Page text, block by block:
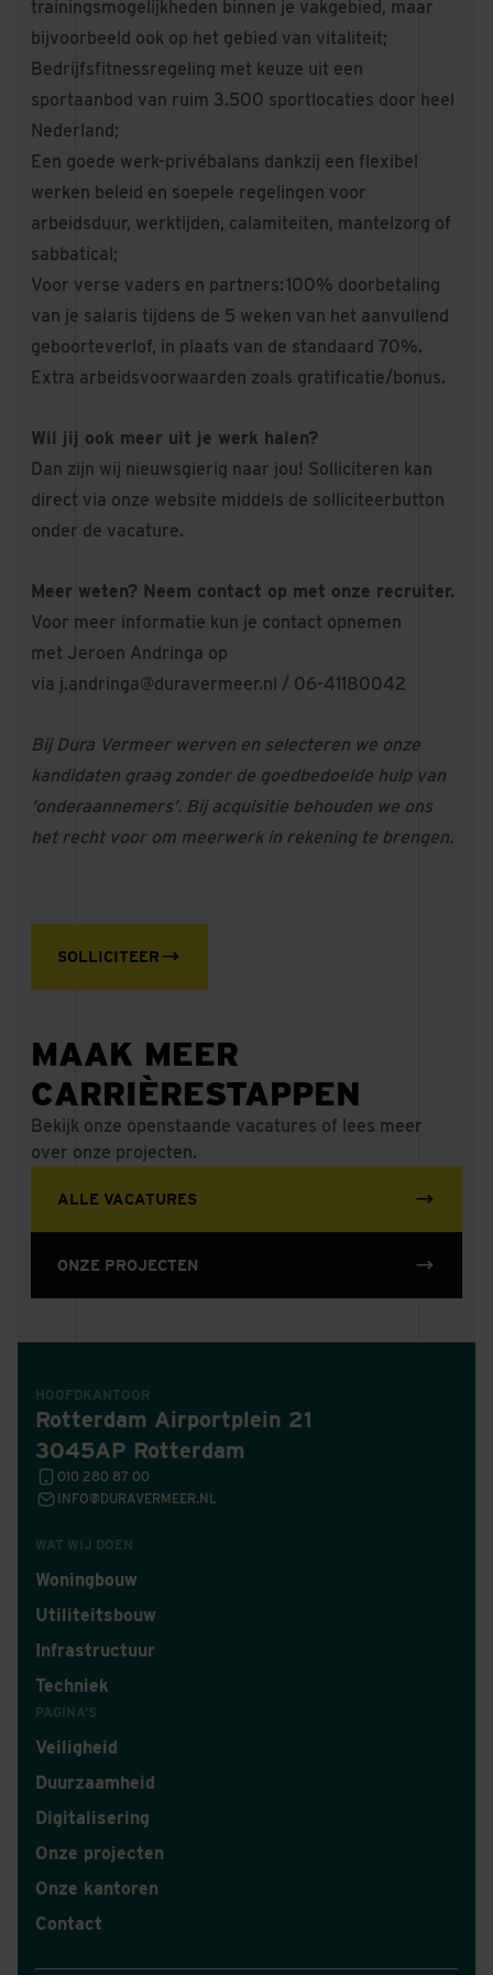
trainingsmogelijkheden binnen je vakgebied, maar
bijvoorbeeld ook op het gebied van vitaliteit;
Bedrijfsfitnessregeling met keuze uit een
sportaanbod van ruim 3.500 sportlocaties door heel
Nederland;
Een goede werk-privébalans dankzij een flexibel
werken beleid en soepele regelingen voor
arbeidsduur, werktijden, calamiteiten, mantelzorg of
sabbatical;
Voor verse vaders en partners: 100% doorbetaling
van je salaris tijdens de 5 weken van het aanvullend
geboorteverlof, in plaats van de standaard 70%.
Extra arbeidsvoorwaarden zoals gratificatie/bonus.
Wil jij ook meer uit je werk halen?
Dan zijn wij nieuwsgierig naar jou! Solliciteren kan
direct via onze website middels de solliciteerbutton
onder de vacature.
Meer weten? Neem contact op met onze recruiter.
Voor meer informatie kun je contact opnemen
met Jeroen Andringa op
via j.andringa@duravermeer.nl / 06-41180042
Bij Dura Vermeer werven en selecteren we onze
kandidaten graag zonder de goedbedoelde hulp van
‘onderaannemers’. Bij acquisitie behouden we ons
het recht voor om meerwerk in rekening te brengen.
SOLLICITEER
MAAK MEER
CARRIÈRESTAPPEN
Bekijk onze openstaande vacatures of lees meer
over onze projecten.
ALLE VACATURES
ONZE PROJECTEN
WAT WIJ DOEN
Woningbouw
Utiliteitsbouw
Infrastructuur
Techniek
PAGINA'S
Veiligheid
Duurzaamheid
Digitalisering
Onze projecten
Onze kantoren
Contact
HOOFDKANTOOR
Rotterdam Airportplein 21
3045AP Rotterdam
010 280 87 00
INFO@DURAVERMEER.NL